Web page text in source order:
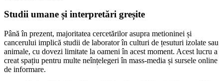
Studii umane și interpretări greșite
Până în prezent, majoritatea cercetărilor asupra metioninei și
cancerului implică studii de laborator în culturi de țesuturi izolate sau
animale, cu dovezi limitate la oameni în acest moment. Acest lucru a
creat spațiu pentru multe neînțelegeri în mass-media și sursele online
de informare.